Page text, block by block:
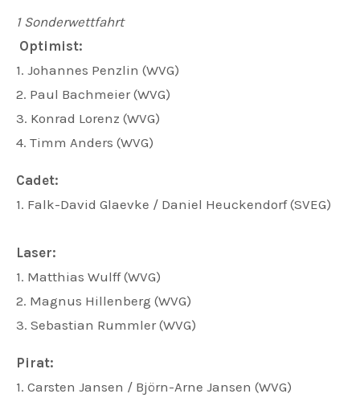
1 Sonderwettfahrt
Optimist:
1. Johannes Penzlin (WVG)
2. Paul Bachmeier (WVG)
3. Konrad Lorenz (WVG)
4. Timm Anders (WVG)
Cadet:
1. Falk-David Glaevke / Daniel Heuckendorf (SVEG)
Laser:
1. Matthias Wulff (WVG)
2. Magnus Hillenberg (WVG)
3. Sebastian Rummler (WVG)
Pirat:
1. Carsten Jansen / Björn-Arne Jansen (WVG)